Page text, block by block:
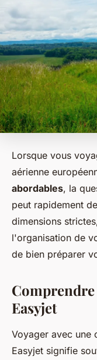
Lorsque vous
aérienne
abordables, la
peut rapidement
dimensions
l'organisation de
de bien préparer
Easyjet
Voyager avec une
Easyjet signifie